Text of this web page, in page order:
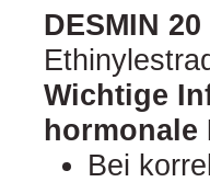
DESMIN
Wichtige
hormonale
Bei